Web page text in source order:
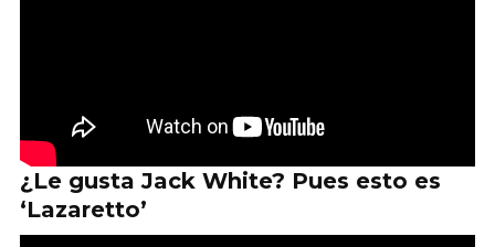
¿Le gusta Jack White? Pues esto es
‘Lazaretto’